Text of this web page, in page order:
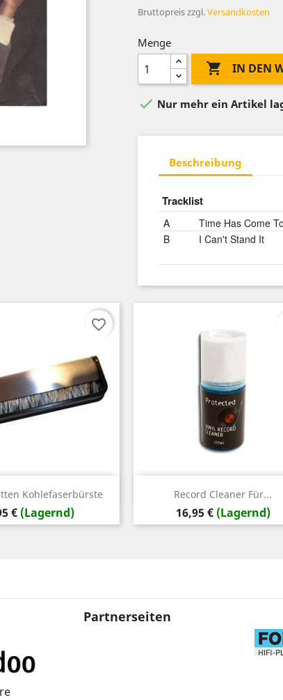
Bruttopreiszzgl.Versandkosten
Menge
 IN DEN
 Nur mehr ein Artikel
Beschreibung
Tracklist
A
Time Has Come
B
I Can't Stand It
Kohlefaserbürste
€ (Lagernd)
Vorschau
favorite_border
Record Cleaner Für...
Preis
16,95 € (Lagernd)
Vorschau
Partnerseiten